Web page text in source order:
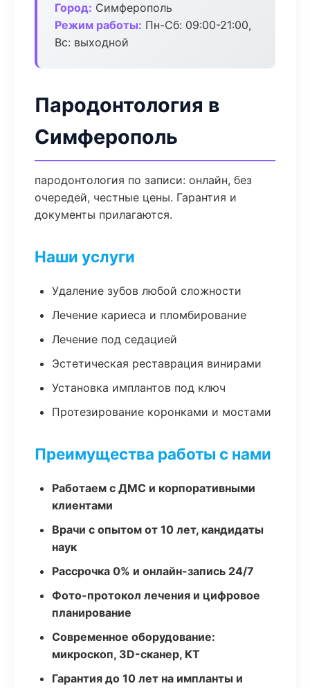
Город: Симферополь
Режим работы: Пн-Сб: 09:00-21:00,
Вс: выходной
Пародонтология в
Симферополь
пародонтология по записи: онлайн, без
очередей, честные цены. Гарантия и
документы прилагаются.
Наши услуги
Удаление зубов любой сложности
Лечение кариеса и пломбирование
Лечение под седацией
Эстетическая реставрация винирами
Установка имплантов под ключ
Протезирование коронками и мостами
Преимущества работы с нами
Работаем с ДМС и корпоративными
клиентами
Врачи с опытом от 10 лет, кандидаты
наук
Рассрочка 0% и онлайн-запись 24/7
Фото-протокол лечения и цифровое
планирование
Современное оборудование:
микроскоп, 3D-сканер, КТ
Гарантия до 10 лет на импланты и